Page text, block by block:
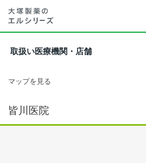
取扱い医療機関・店舗
マップを見る
皆川医院